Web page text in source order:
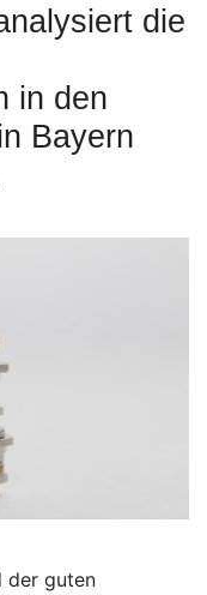
die
in den
Bayern
der guten